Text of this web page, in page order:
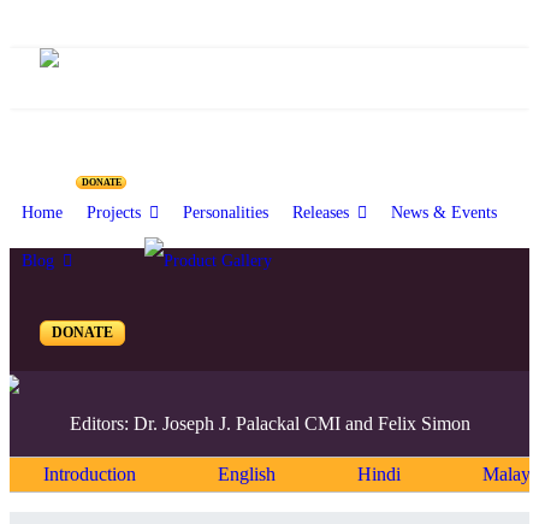
DONATE
Home Projects Personalities Releases News & Events
Blog
DONATE
Editors: Dr. Joseph J. Palackal CMI and Felix Simon
Introduction English Hindi